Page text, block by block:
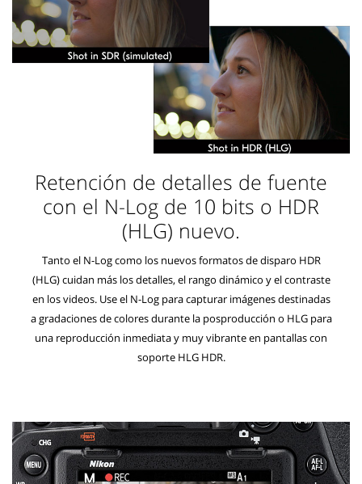
Retención de detalles de fuente
con el N-Log de 10 bits o HDR
(HLG) nuevo.
Tanto el N-Log como los nuevos formatos de disparo HDR
(HLG) cuidan más los detalles, el rango dinámico y el contraste
en los videos. Use el N-Log para capturar imágenes destinadas
a gradaciones de colores durante la posproducción o HLG para
una reproducción inmediata y muy vibrante en pantallas con
soporte HLG HDR.